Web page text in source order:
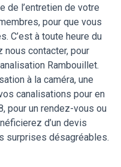
de l’entretien de votre
pour que vous
C’est à toute heure du
nous contacter, pour
Rambouillet.
à la caméra, une
canalisations pour en
pour un rendez-vous ou
d’un devis
surprises désagréables.